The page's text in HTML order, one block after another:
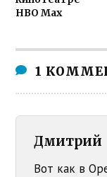
HBO Max
1
Дмитрий
Вот как в